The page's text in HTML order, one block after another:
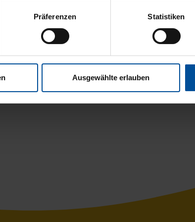
Präferenzen Statistiken
Ausgewählte erlauben
genieße viele Firmenbenefits und mein Gehalt
gemacht. Den PFK Kurs bei Ihnen
Menschen wie mir, beim Erreichen ihrer